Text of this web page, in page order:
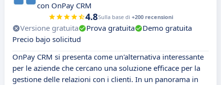
con OnPay CRM
4.8Sulla base di +200 recensioni
Versione gratuita Prova gratuita
Demo gratuita
Precio bajo solicitud
OnPay CRM si presenta come un'alternativa interessante
per le aziende che cercano una soluzione efficace per la
gestione delle relazioni con i clienti. In un panorama in